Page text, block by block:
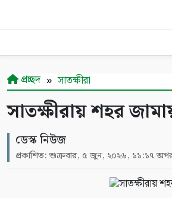
প্রচ্ছদ সাতক্ষীরা
সাতক্ষীরায় শহর
ডেস্ক নিউজ
প্রকাশিত: শুক্রবার, ৫ জুন, ২০২৬, ১১:১৭